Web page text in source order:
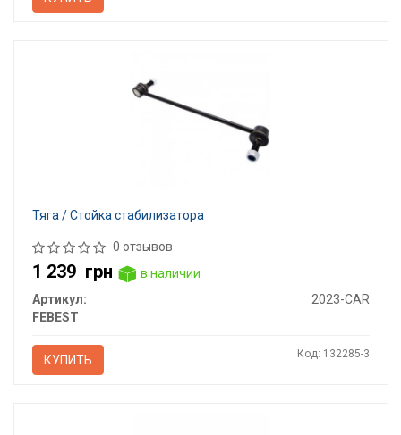
Тяга / Стойка стабилизатора
0 отзывов
1 239 грн
в наличии
Артикул:
2023-CAR
FEBEST
КУПИТЬ Код: 132285-3